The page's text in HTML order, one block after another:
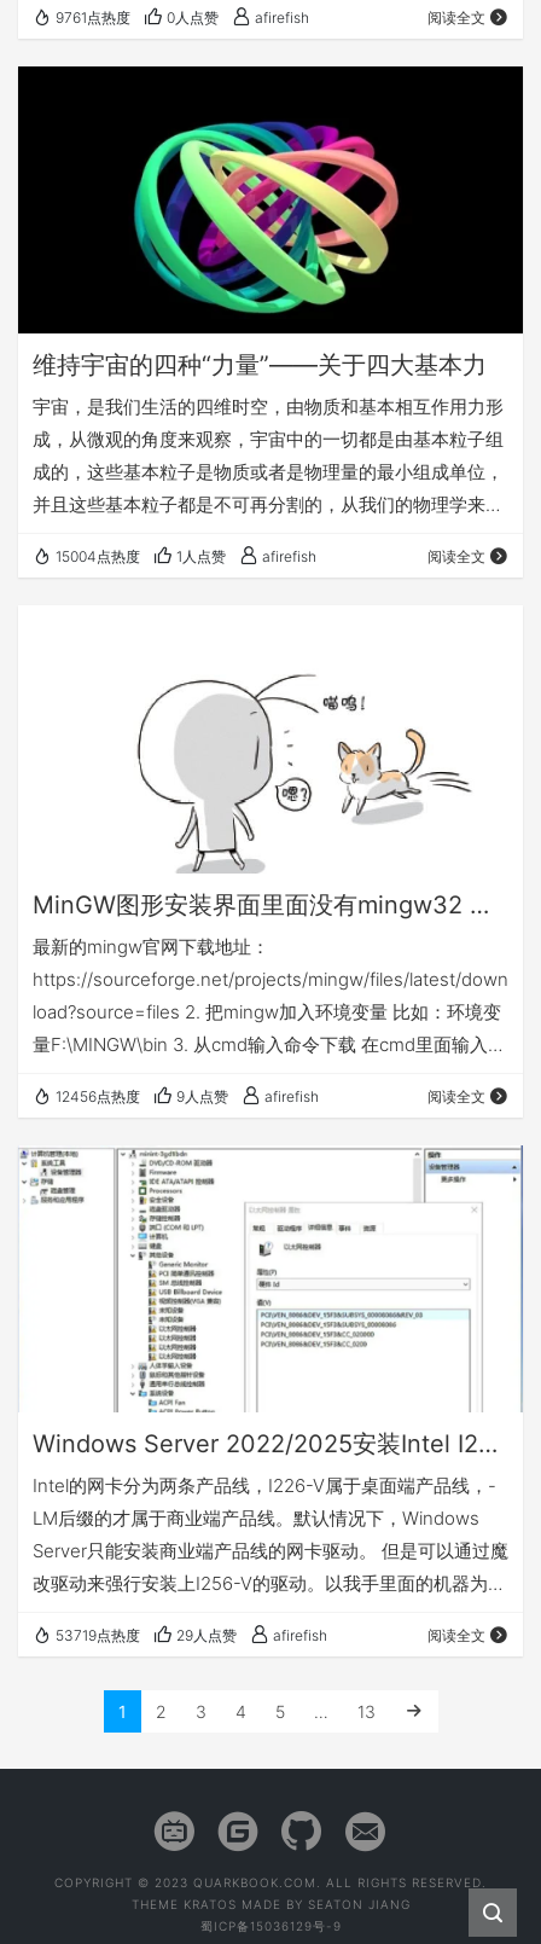
的 Program Files 文件夹。 为了具体说明，可以用下面的示
例程序： 在 x64 系统下…
9761点热度 0人点赞 afirefish 阅读全文
维持宇宙的四种“力量”——关于四大基本力
宇宙，是我们生活的四维时空，由物质和基本相互作用力形
成，从微观的角度来观察，宇宙中的一切都是由基本粒子组
成的，这些基本粒子是物质或者是物理量的最小组成单位，
并且这些基本粒子都是不可再分割的，从我们的物理学来思
图一样，彼此组成在一起形成了我们这个复杂的宇宙。 对于
到底是什么？ 四种基本力 在我们的日常生活中存在各…
15004点热度 1人点赞 afirefish 阅读全文
MinGW图形安装界面里面没有mingw32 make.exe解决办法
最新的mingw官网下载地址：
https://sourceforge.net/projects/mingw/files/latest/down
load?source=files 2. 把mingw加入环境变量 比如：环境变
量F:\MINGW\bin 3. 从cmd输入命令下载 在cmd里面输入命
make，以后直接使用make命令就行。
12456点热度 9人点赞 afirefish 阅读全文
Windows Server 2022/2025安装Intel I225-V/I226-V驱动
Intel的网卡分为两条产品线，I226-V属于桌面端产品线，-
LM后缀的才属于商业端产品线。默认情况下，Windows
Server只能安装商业端产品线的网卡驱动。 但是可以通过魔
改驱动来强行安装上I256-V的驱动。以我手里面的机器为
号为I256-V。 1、找到网卡的硬件ID（以I226-V为例） 安
到网卡，然后右键->属性->详细信息。选择硬件ID，记下第
53719点热度 29人点赞 afirefish 阅读全文
1 2 3 4 5 … 13
COPYRIGHT © 2023 QUARKBOOK.COM. ALL RIGHTS RESERVED.
THEME KRATOS MADE BY SEATON JIANG
蜀ICP备15036129号-9